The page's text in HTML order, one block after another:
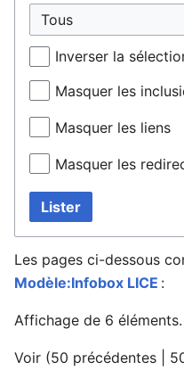
Inverser la
Masquer les
Masquer les liens
Masquer les
Lister
Les pages ci-dessous
Modèle:Infobox LICE :
Affichage de 6 éléments.
Voir (50 précédentes